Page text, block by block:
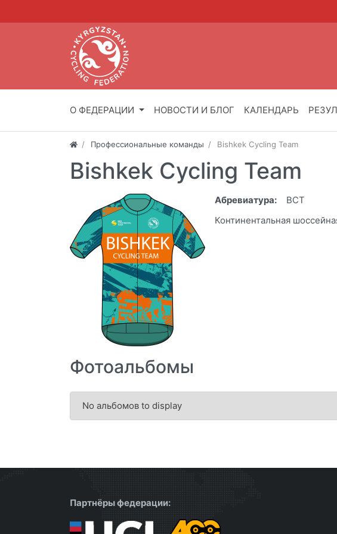
О ФЕДЕРАЦИИ НОВОСТИ И БЛОГ КАЛЕНДАРЬ
Профессиональные команды Bishkek Cycling Team
Bishkek Cycling Team
Абревиатура:
BCT
Континентальная
Фотоальбомы
No альбомов to display
Партнёры федерации: